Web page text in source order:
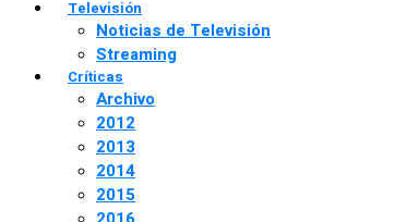
Televisión
Noticias de Televisión
Streaming
Críticas
Archivo
2012
2013
2014
2015